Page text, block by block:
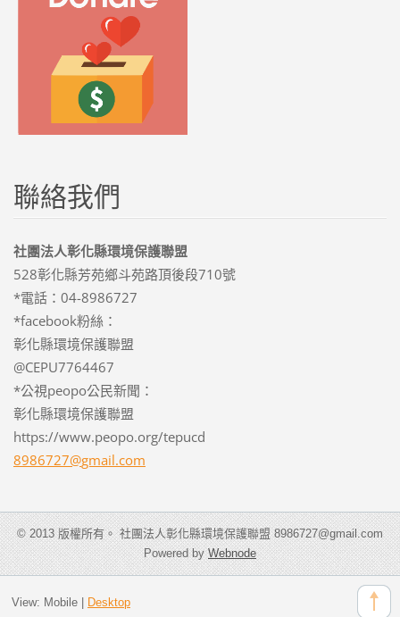
聯絡我們
社團法人彰化縣環境保護聯盟
528彰化縣芳苑鄉斗苑路頂後段710號
*電話：04-8986727
*facebook粉絲：
彰化縣環境保護聯盟
@CEPU7764467
*公視peopo公民新聞：
彰化縣環境保護聯盟
https://www.peopo.org/tepucd
8986727@gmail.com
© 2013 版權所有。 社團法人彰化縣環境保護聯盟 8986727@gmail.com
Powered byWebnode
View: Mobile| Desktop